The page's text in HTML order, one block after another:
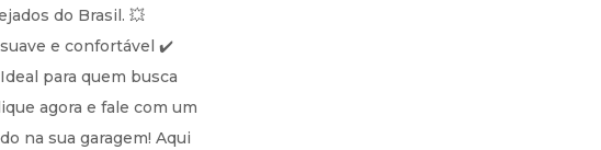
do Brasil. 💥
e confortável ✔️
para quem busca
agora e fale com um
na sua garagem! Aqui